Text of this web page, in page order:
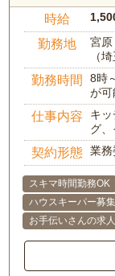
時給
勤務地
宮
（
勤務時間
8時
が可
仕事内容
キ
グ
契約形態 業務
スキマ時間勤務OK
ハウスキーパー募集
お手伝いさんの求人